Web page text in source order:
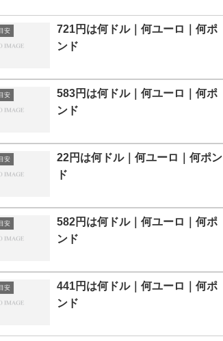
安
721円は何ドル｜何ユーロ｜何ポ
ンド
安
583円は何ドル｜何ユーロ｜何ポ
ンド
安
22円は何ドル｜何ユーロ｜何ポン
ド
安
582円は何ドル｜何ユーロ｜何ポ
ンド
安
441円は何ドル｜何ユーロ｜何ポ
ンド